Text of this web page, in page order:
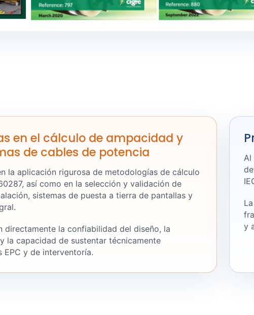
en el cálculo de ampacidad y
de cables de potencia
la aplicación rigurosa de metodologías de cálculo
así como en la selección y validación de
sistemas de puesta a tierra de pantallas y
directamente la confiabilidad del diseño, la
la capacidad de sustentar técnicamente
EPC y de interventoría.
Al
y